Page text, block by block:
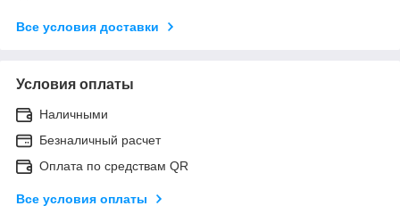
Все условия доставки
Условия оплаты
Наличными
Безналичный расчет
Оплата по средствам QR
Все условия оплаты